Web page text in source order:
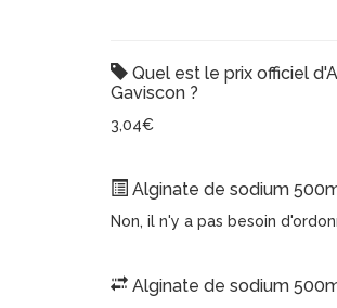
Quel est le prix officiel
Gaviscon ?
3,04€
Alginate de sodium
Non, il n'y a pas besoin
Alginate de sodium